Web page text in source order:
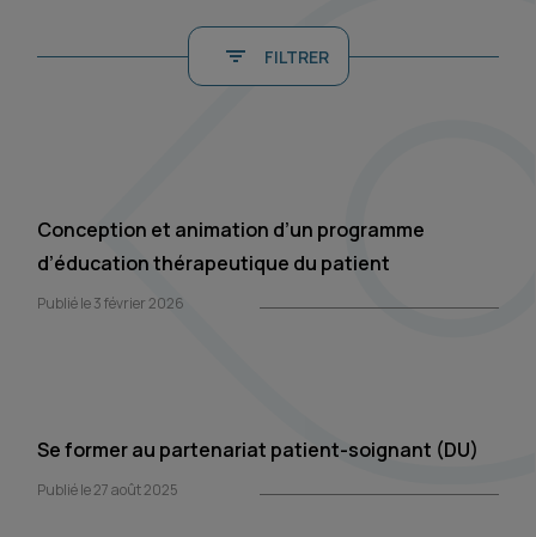
FILTRER
Conception et animation d’un programme
d’éducation thérapeutique du patient
Publié le 3 février 2026
Se former au partenariat patient-soignant (DU)
Publié le 27 août 2025